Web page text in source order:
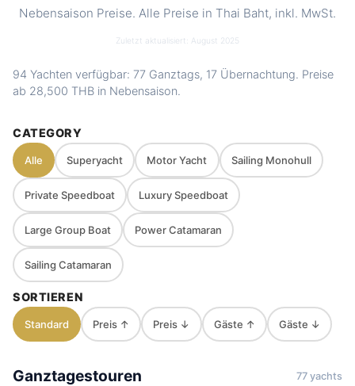
Abgelegene Buchten
Wasserspielzeug. Optionale Speisekarten
Charter
style
Private route, flexible stops and captain-
guided planning depending on weather
and sea conditions
Nebensaison Preise. Alle Preise in Thai Baht, inkl. MwSt.
Zuletzt aktualisiert: August 2025
94 Yachten verfügbar: 77 Ganztags, 17 Übernachtung. Preise
ab 28,500 THB in Nebensaison.
CATEGORY
Alle Superyacht Motor Yacht Sailing Monohull
Private Speedboat Luxury Speedboat
Large Group Boat Power Catamaran
Sailing Catamaran
SORTIEREN
Standard Preis ↑ Preis ↓ Gäste ↑ Gäste ↓
Ganztagestouren 77 yachts